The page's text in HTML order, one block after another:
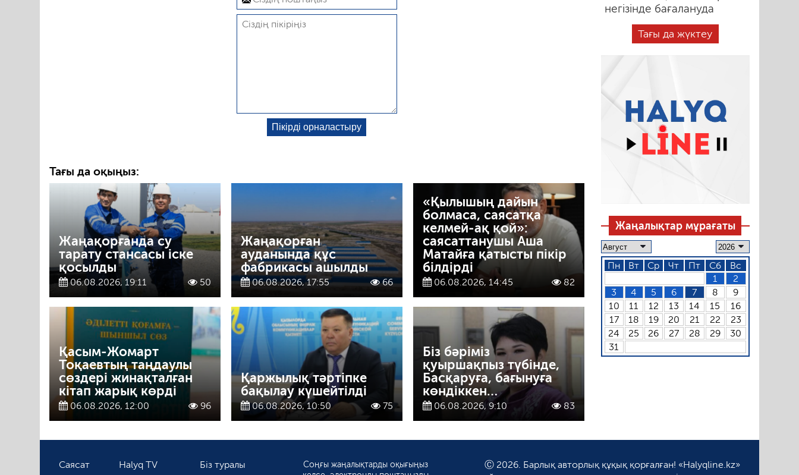
Тағы да оқыңыз:
Жаңақорғанда су
тарату стансасы іске
қосылды
06.08.2026, 19:11 50
Жаңақорған
ауданында құс
фабрикасы ашылды
06.08.2026, 17:55 66
«Қылышың дайын
болмаса, саясатқа
келмей-ақ қой»:
саясаттанушы Аша
Матайға қатысты пікір
білдірді
06.08.2026, 14:45 82
Қасым-Жомарт
Тоқаевтың таңдаулы
сөздері жинақталған
кітап жарық көрді
06.08.2026, 12:00 96
Қаржылық тәртіпке
бақылау күшейтілді
06.08.2026, 10:50 75
Біз бәріміз
қуыршақпыз түбінде,
Басқаруға, бағынуға
көндіккен…
06.08.2026, 9:10 83
негізінде бағалануда
Тағы да жүктеу
Жаңалықтар мұрағаты
Пн Вт Ср Чт Пт Сб
Вс
1
2
3
4 5 6 7 8
9
10
11 12 13 14 15
16
17
18 19 20 21 22
23
24
25 26 27 28 29
30
31
Саясат
Halyq TV
Біз туралы
Соңғы жаңалықтарды оқығыңыз
Ⓒ 2026. Барлық авторлық құқық қорғалған! «Halyqline.kz»